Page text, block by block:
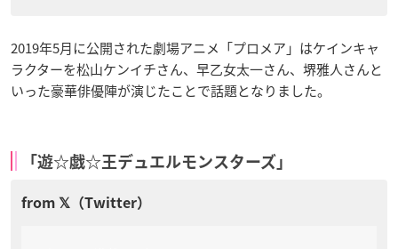
2019年5月に公開された劇場アニメ「プロメア」はケインキャ
ラクターを松山ケンイチさん、早乙女太一さん、堺雅人さんと
いった豪華俳優陣が演じたことで話題となりました。
「遊☆戯☆王デュエルモンスターズ」